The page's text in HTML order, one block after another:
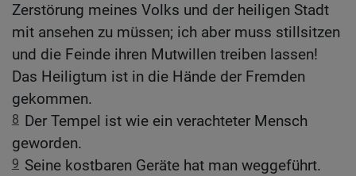
Zerstörung meines Volks und der heiligen Stadt
mit ansehen zu müssen; ich aber muss stillsitzen
und die Feinde ihren Mutwillen treiben lassen!
Das Heiligtum ist in die Hände der Fremden
gekommen.
8 Der Tempel ist wie ein verachteter Mensch
geworden.
9 Seine kostbaren Geräte hat man weggeführt.